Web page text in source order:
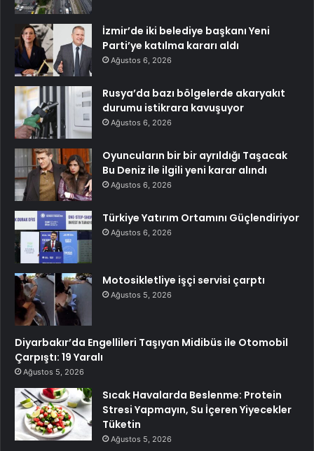
İzmir’de iki belediye başkanı Yeni
Parti’ye katılma kararı aldı
Ağustos 6, 2026
Rusya’da bazı bölgelerde akaryakıt
durumu istikrara kavuşuyor
Ağustos 6, 2026
Oyuncuların bir bir ayrıldığı Taşacak
Bu Deniz ile ilgili yeni karar alındı
Ağustos 6, 2026
Türkiye Yatırım Ortamını Güçlendiriyor
Ağustos 6, 2026
Motosikletliye işçi servisi çarptı
Ağustos 5, 2026
Diyarbakır’da Engellileri Taşıyan Midibüs ile Otomobil
Çarpıştı: 19 Yaralı
Ağustos 5, 2026
Sıcak Havalarda Beslenme: Protein
Stresi Yapmayın, Su İçeren Yiyecekler
Tüketin
Ağustos 5, 2026